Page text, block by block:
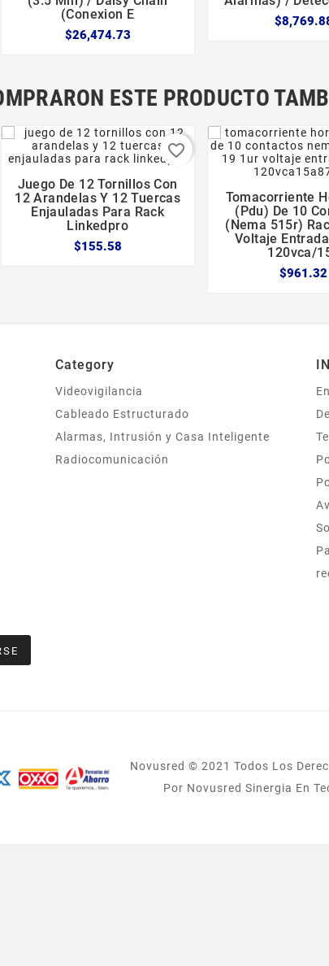
(conexion E
$26,474.73
ESTE PRODUCTO
  
Juego De 12 Tornillos Con
12 Arandelas Y 12 Tuercas
Enjauladas Para Rack
Linkedpro
$155.58
favorite_border
 
Tomacorriente
(pdu) De 10
(nema 515r)
Voltaje
120vca/
$961.32
Category
Videovigilancia
Cableado Estructurado
Alarmas, Intrusión y Casa Inteligente
Radiocomunicación
Novusred © 2021 Todos Los
Por Novusred Sinergia En